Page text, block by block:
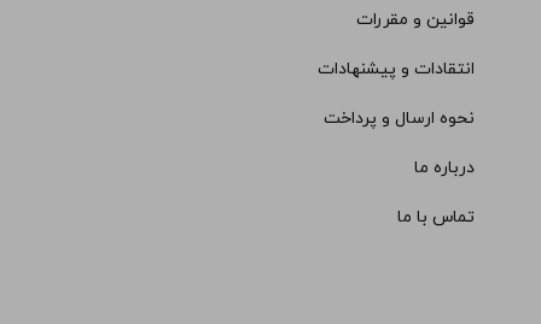
قوانین و مقررات
انتقادات و پیشنهادات
نحوه ارسال و پرداخت
درباره ما
تماس با ما